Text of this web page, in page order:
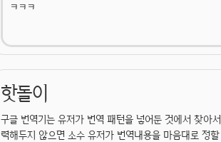
ㅋㅋㅋ
핫돌이
구글 번역기는 유저가 번역 패턴을 넣어둔 것에서 찾아
력해두지 않으면 소수 유저가 번역내용을 마음대로 정